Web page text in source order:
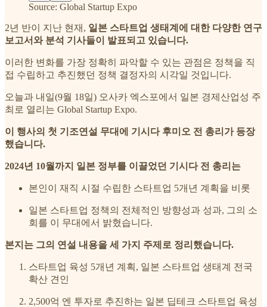
Source: Global Startup Expo
2년 반이 지난 현재, 일본 스타트업 생태계에 대한 다양한 연구
보고서와 분석 기사들이 발표되고 있습니다.
이러한 변화를 가장 정확히 파악할 수 있는 관점은 정책을 직
접 수립하고 추진했던 정책 결정자의 시각일 것입니다.
오늘과 내일(9월 18일) 오사카 엑스포에서 일본 경제산업성 주
최로 열리는 Global Startup Expo.
이 행사의 첫 기조연설 무대에 기시다 후미오 전 총리가 등장
했습니다.
2024년 10월까지 일본 정부를 이끌었던 기시다 전 총리는
본인이 재직 시절 수립한 스타트업 5개년 계획을 비롯
일본 스타트업 정책의 전체적인 방향성과 성과, 그의 소
회를 이 무대에서 밝혔습니다.
본지는 그의 연설 내용을 세 가지 주제로 정리했습니다.
스타트업 육성 5개년 계획, 일본 스타트업 생태계 전국
확산 견인
2,500억 엔 투자로 추진하는 일본 딥테크 스타트업 육성